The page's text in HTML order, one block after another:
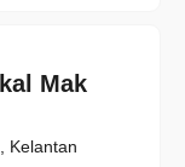
Mak
Kelantan